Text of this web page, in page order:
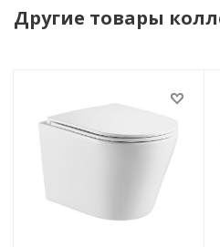
Другие товары